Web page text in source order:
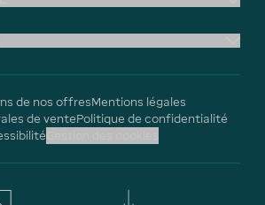
de nos offresMentions légales
de ventePolitique de confidentialité